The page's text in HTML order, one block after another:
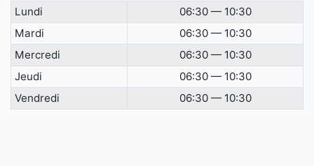
Lundi
06:30 — 10:30
Mardi
06:30 — 10:30
Mercredi
06:30 — 10:30
Jeudi
06:30 — 10:30
Vendredi
06:30 — 10:30